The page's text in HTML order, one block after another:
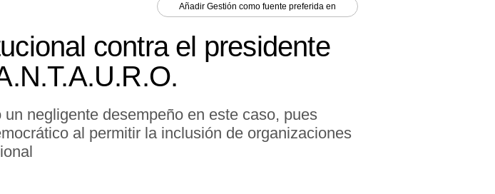
Añadir Gestión como fuente preferida en
contra el presidente
negligente desempeño en este caso, pues
al permitir la inclusión de organizaciones